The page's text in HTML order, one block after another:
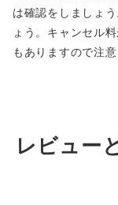
は確認をしましょ
ょう。キャンセル
もありますので注意
レビュー